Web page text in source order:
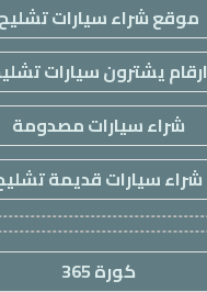
موقع شراء سيارات تشليح
ارقام يشترون سيارات
شراء سيارات مصدومة
شراء سيارات قديمة
كورة 365